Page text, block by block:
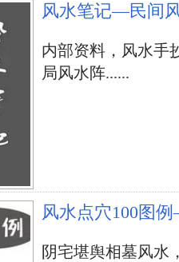
风水笔记—民间
内部资料，风水手
局风水阵......
风水点穴100图
阴宅堪舆相墓风水